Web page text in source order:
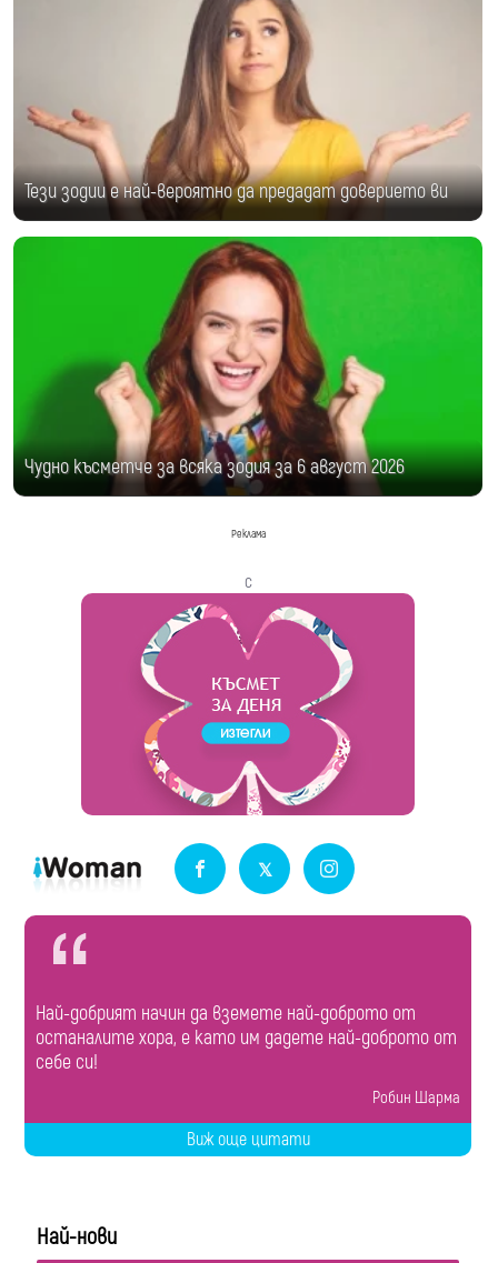
Тези зодии е най-вероятно да предадат доверието ви
Чудно късметче за всяка зодия за 6 август 2026
Реклама
с
Най-добрият начин да вземете най-доброто от
останалите хора, е като им дадете най-доброто от
себе си!
Робин Шарма
Виж още цитати
Най-нови